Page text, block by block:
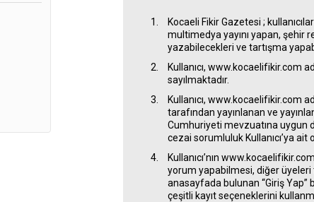
Kocaeli Fikir Gazetesi ;
multimedya yayını yapan, şehir
yazabilecekleri ve tartışma
Kullanıcı, www.kocaelifikir.com
sayılmaktadır.
Kullanıcı, www.kocaelifikir.com
tarafından yayınlanan ve
Cumhuriyeti mevzuatına uygun
cezai sorumluluk Kullanıcı’ya ait
Kullanıcı’nın
yorum yapabilmesi, diğer
anasayfada bulunan “Giriş Yap”
çeşitli kayıt seçeneklerini